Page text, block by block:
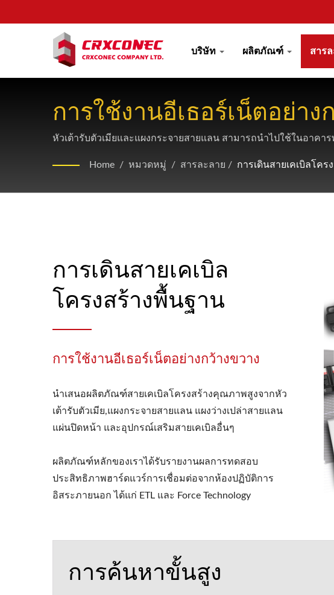
บริษัท ผลิตภัณฑ์ สาร
การใช้งานอีเธอร์เน็ตอย่าง
หัวเต้ารับตัวเมียและแผงกระจายสายแลน สามารถนำไปใช้ในอาค
Home / หมวดหมู่ / สารละลาย / การเดินสายเคเบิลโคร
การเดินสายเคเบิล
โครงสร้างพื้นฐาน
การใช้งานอีเธอร์เน็ตอย่างกว้างขวาง
นำเสนอผลิตภัณฑ์สายเคเบิลโครงสร้างคุณภาพสูงจากหัว
เต้ารับตัวเมีย,แผงกระจายสายแลน แผงว่างเปล่าสายแลน
แผ่นปิดหน้า และอุปกรณ์เสริมสายเคเบิลอื่นๆ
ผลิตภัณฑ์หลักของเราได้รับรายงานผลการทดสอบ
ประสิทธิภาพฮาร์ดแวร์การเชื่อมต่อจากห้องปฏิบัติการ
อิสระภายนอก ได้แก่ ETL และ Force Technology
การค้นหาขั้นสูง